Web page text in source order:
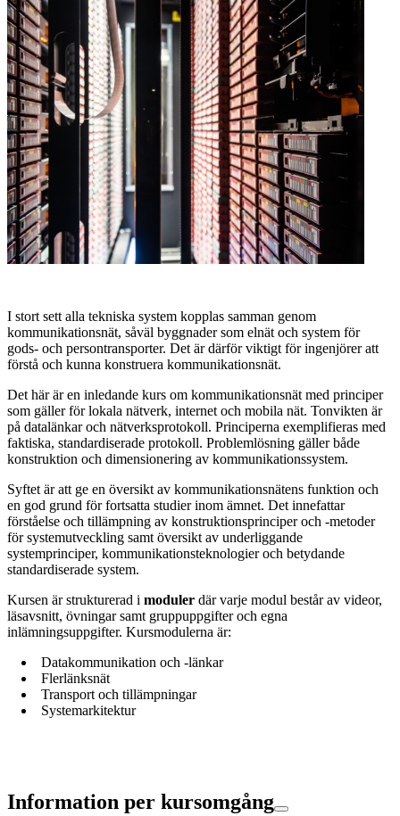
I stort sett alla tekniska system kopplas samman genom
kommunikationsnät, såväl byggnader som elnät och system för
gods- och persontransporter. Det är därför viktigt för ingenjörer att
förstå och kunna konstruera kommunikationsnät.
Det här är en inledande kurs om kommunikationsnät med principer
som gäller för lokala nätverk, internet och mobila nät. Tonvikten är
på datalänkar och nätverksprotokoll. Principerna exemplifieras med
faktiska, standardiserade protokoll. Problemlösning gäller både
konstruktion och dimensionering av kommunikationssystem.
Syftet är att ge en översikt av kommunikationsnätens funktion och
en god grund för fortsatta studier inom ämnet. Det innefattar
förståelse och tillämpning av konstruktionsprinciper och -metoder
för systemutveckling samt översikt av underliggande
systemprinciper, kommunikationsteknologier och betydande
standardiserade system.
Kursen är strukturerad i moduler där varje modul består av videor,
läsavsnitt, övningar samt gruppuppgifter och egna
inlämningsuppgifter. Kursmodulerna är:
Datakommunikation och -länkar
Flerlänksnät
Transport och tillämpningar
Systemarkitektur
Information per kursomgång